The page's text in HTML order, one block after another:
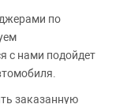
по
с нами подойдет
заказанную